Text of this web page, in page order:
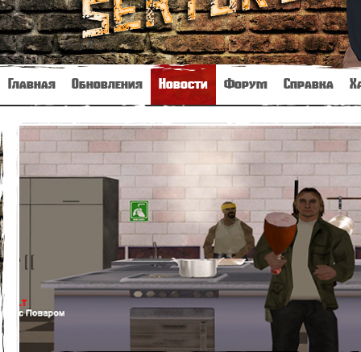
Главная Обновления Новости Форум Справка